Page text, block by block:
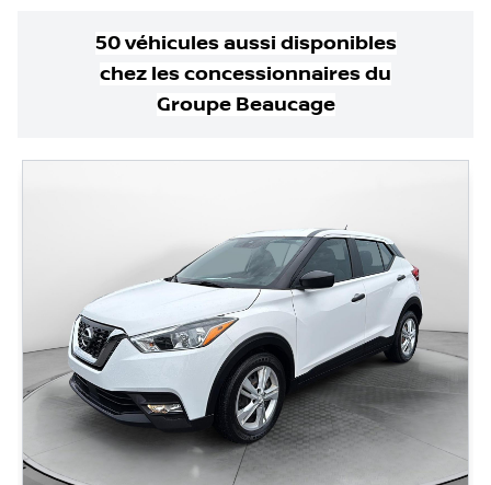
50véhicules aussi disponibles
chez les concessionnairesdu
Groupe Beaucage